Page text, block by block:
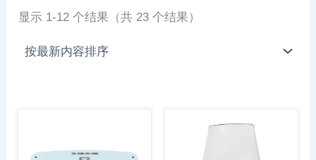
显示 1-12 个结果（共 23 个结果）